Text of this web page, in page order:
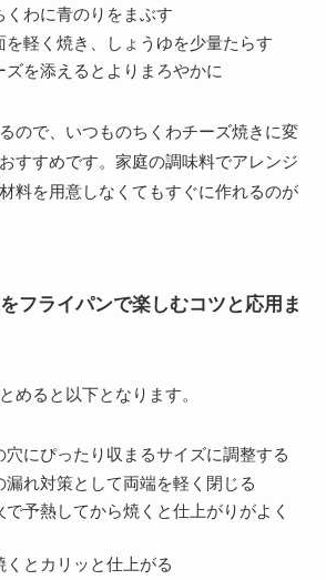
くわに青のりをまぶす
を軽く焼き、しょうゆを少量たらす
ズを添えるとよりまろやかに
ので、いつものちくわチーズ焼きに変
すすめです。家庭の調味料でアレンジ
料を用意しなくてもすぐに作れるのが
フライパンで楽しむコツと応用ま
めると以下となります。
穴にぴったり収まるサイズに調整する
漏れ対策として両端を軽く閉じる
予熱してから焼くと仕上がりがよく
とカリッと仕上がる